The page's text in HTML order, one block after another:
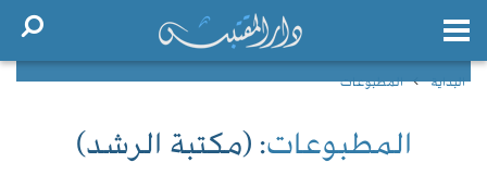
البداية المطبوعات
المطبوعات: (مكتبة الرشد)